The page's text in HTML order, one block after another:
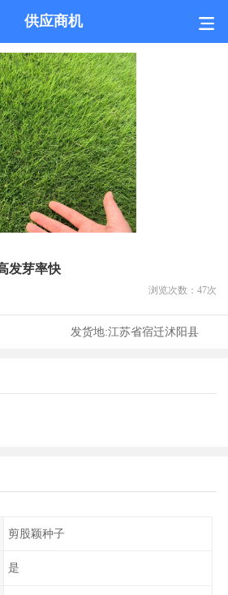
供应商机
发芽率快
浏览次数： 47次
发货地:江苏省宿迁沭阳县
剪股颖种子
是